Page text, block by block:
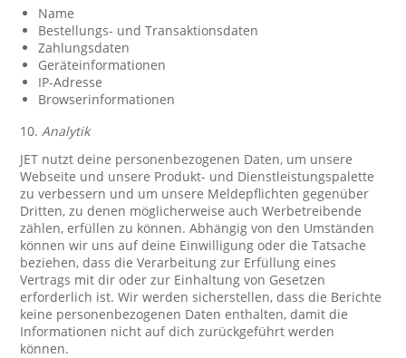
Name
Bestellungs- und Transaktionsdaten
Zahlungsdaten
Geräteinformationen
IP-Adresse
Browserinformationen
10.Analytik
JET nutzt deine personenbezogenen Daten, um unsere
Webseite und unsere Produkt- und Dienstleistungspalette
zu verbessern und um unsere Meldepflichten gegenüber
Dritten, zu denen möglicherweise auch Werbetreibende
zählen, erfüllen zu können. Abhängig von den Umständen
können wir uns auf deine Einwilligung oder die Tatsache
beziehen, dass die Verarbeitung zur Erfüllung eines
Vertrags mit dir oder zur Einhaltung von Gesetzen
erforderlich ist. Wir werden sicherstellen, dass die Berichte
keine personenbezogenen Daten enthalten, damit die
Informationen nicht auf dich zurückgeführt werden
können.